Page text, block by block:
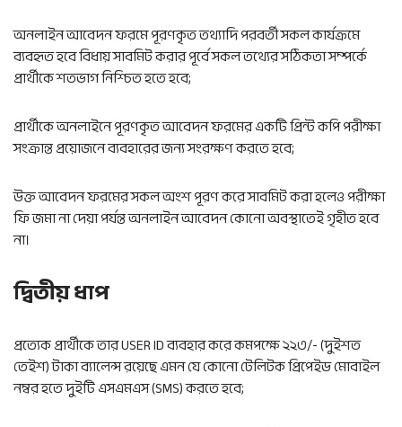
অনলাইন আবেদন ফরমে পূরণকৃত তথ্যাদি পরবর্তী সকল কার্যক্রমে
ব্যবহৃত হবে বিধায় সাবমিট করার পূর্বে সকল তথ্যের সঠিকতা সম্পর্কে
প্রার্থীকে শতভাগ নিশ্চিত হতে হবে;
প্রার্থীকে অনলাইনে পূরণকৃত আবেদন ফরমের একটি প্রিন্ট কপি পরীক্ষা
সংক্রান্ত প্রয়োজনে ব্যবহারের জন্য সংরক্ষণ করতে হবে;
উক্ত আবেদন ফরমের সকল অংশ পূরণ করে সাবমিট করা হলেও পরীক্ষা
ফি জমা না দেয়া পর্যন্ত অনলাইন আবেদন কোনো অবস্থাতেই গৃহীত হবে
না।
দ্বিতীয় ধাপ
প্রত্যেক প্রার্থীকে তার USER ID ব্যবহার করে কমপক্ষে ২২৩/- (দুইশত
তেইশ) টাকা ব্যালেন্স রয়েছে এমন যে কোনো টেলিটক প্রিপেইড মোবাইল
নম্বর হতে দুইটি এসএমএস (SMS) করতে হবে;